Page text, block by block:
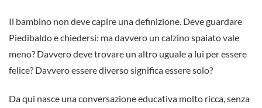
Il bambino non deve capire una definizione. Deve guardare
Piedibaldo e chiedersi: ma davvero un calzino spaiato vale
meno? Davvero deve trovare un altro uguale a lui per essere
felice? Davvero essere diverso significa essere solo?
Da qui nasce una conversazione educativa molto ricca, senza